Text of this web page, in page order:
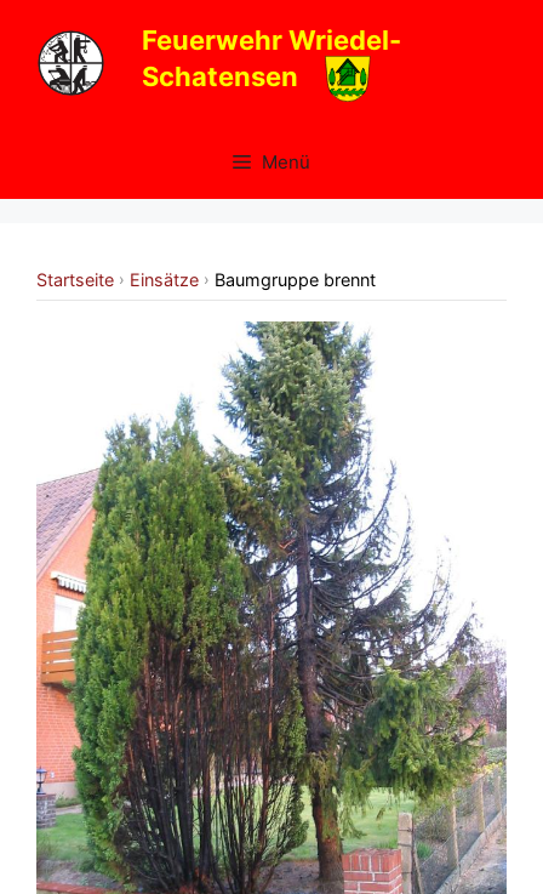
Inhalt
springen
Feuerwehr Wriedel-
Schatensen
Menü
Startseite › Einsätze › Baumgruppe brennt